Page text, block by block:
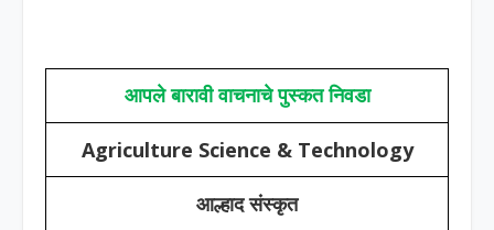
आपले बारावी वाचनाचे पुस्कत निवडा
Agriculture Science & Technology
आल्हाद संस्कृत